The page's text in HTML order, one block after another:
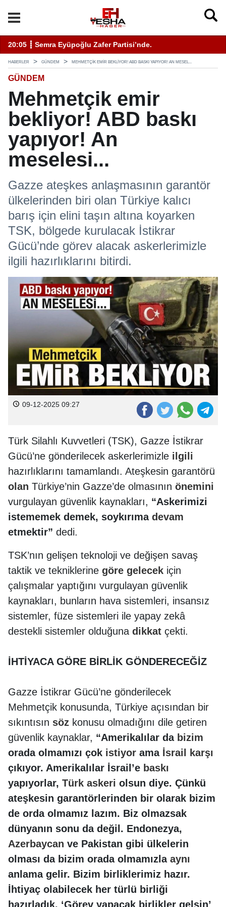
Hizmet İçin Bilinmesi Gerekenler
20:05 ┋ Semra Eyüpoğlu Zafer Partisi’nde.
HABERLER GÜNDEM MEHMETÇIK EMIR BEKLIYOR! ABD BASKI YAPIYOR! AN MESEL...
GÜNDEM
Mehmetçik emir
bekliyor! ABD baskı
yapıyor! An
meselesi...
Gazze ateşkes anlaşmasının garantör
ülkelerinden biri olan Türkiye kalıcı
barış için elini taşın altına koyarken
TSK, bölgede kurulacak İstikrar
Gücü’nde görev alacak askerlerimizle
ilgili hazırlıklarını bitirdi.
09-12-2025 09:27
Türk Silahlı Kuvvetleri (TSK), Gazze İstikrar
Gücü’ne gönderilecek askerlerimizle ilgili
hazırlıklarını tamamlandı. Ateşkesin garantörü
olan Türkiye’nin Gazze’de olmasının önemini
vurgulayan güvenlik kaynakları, “Askerimizi
istememek demek, soykırıma devam
etmektir” dedi.
TSK’nın gelişen teknoloji ve değişen savaş
taktik ve tekniklerine göre gelecek için
çalışmalar yaptığını vurgulayan güvenlik
kaynakları, bunların hava sistemleri, insansız
sistemler, füze sistemleri ile yapay zekâ
destekli sistemler olduğuna dikkat çekti.
İHTİYACA GÖRE BİRLİK GÖNDERECEĞİZ
Gazze İstikrar Gücü’ne gönderilecek
Mehmetçik konusunda, Türkiye açısından bir
sıkıntısın söz konusu olmadığını dile getiren
güvenlik kaynaklar, “Amerikalılar da bizim
orada olmamızı çok istiyor ama İsrail
karşı
çıkıyor. Amerikalılar İsrail’e baskı
yapıyorlar, Türk askeri olsun diye. Çünkü
ateşkesin garantörlerinden bir olarak bizim
de orda olmamız lazım. Biz olmazsak
dünyanın sonu da değil. Endonezya,
Azerbaycan ve Pakistan gibi ülkelerin
olması da bizim orada olmamızla aynı
anlama gelir. Bizim birliklerimiz hazır.
İhtiyaç olabilecek her türlü birliği
hazırladık. ‘Görev yapacak birlikler gelsin’